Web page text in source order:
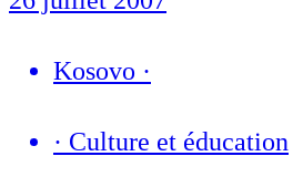
Kosovo ·
· Culture et éducation